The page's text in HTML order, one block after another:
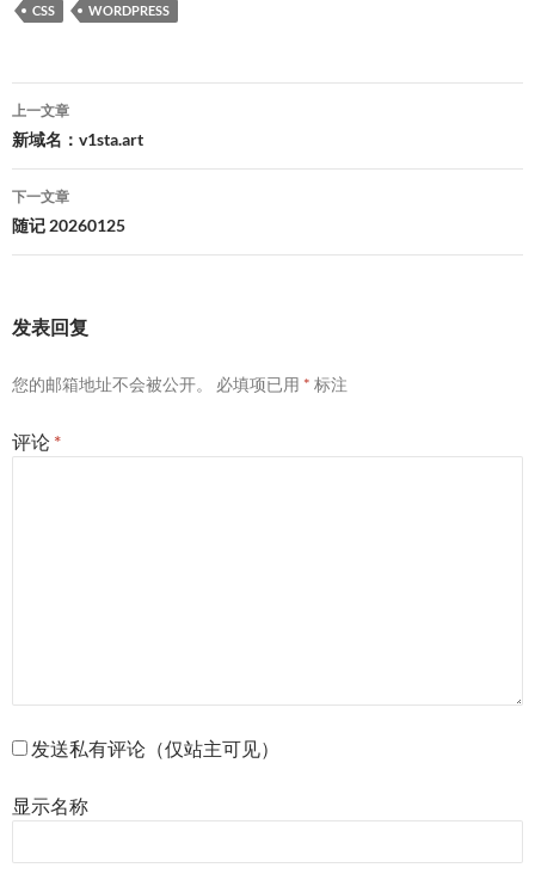
CSS WORDPRESS
文
章
导
航
上一文章
新域名：v1sta.art
下一文章
随记 20260125
发表回复
您的邮箱地址不会被公开。 必填项已用 * 标注
评论 *
发送私有评论（仅站主可见）
显示名称